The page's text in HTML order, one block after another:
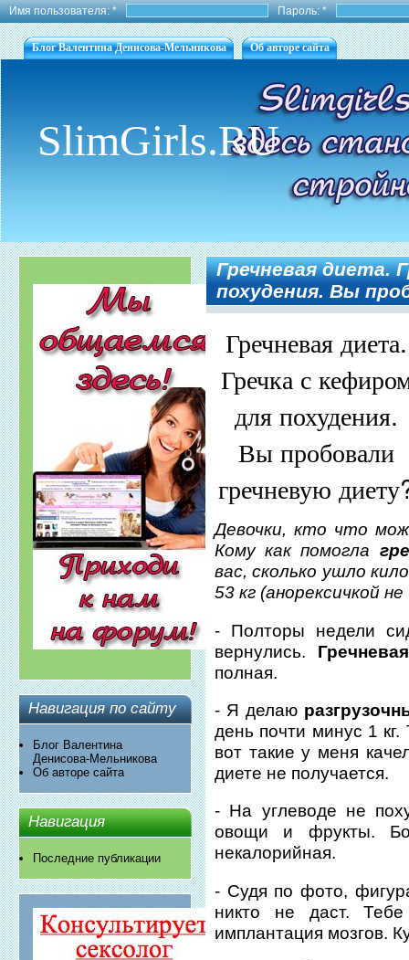
Имя пользователя:* Пароль:*
Блог Валентина Денисова-Мельникова Об авторе сайта
SlimGirls.RU
Навигация по сайту
Блог Валентина
Денисова-Мельникова
Об авторе сайта
Навигация
Последние публикации
Гречневая диета.
похудения. Вы
Гречневая диета.
Гречка с
для похудения.
Вы пробовали
гречневую
Девочки, кто что
Кому как помогла
вас, сколько ушло
53 кг (анорексичкой
- Полторы недели
вернулись.
полная.
- Я делаю
день почти минус 1
вот такие у меня
диете не получается.
- На углеводе не
овощи и фрукты.
некалорийная.
- Судя по фото,
никто не даст.
имплантация мозгов.